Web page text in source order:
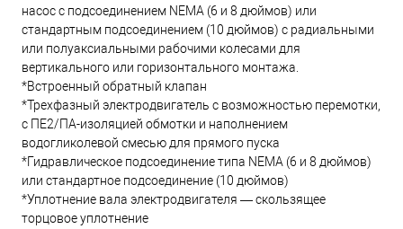
насос с подсоединением NEMA (6 и 8 дюймов) или
стандартным подсоединением (10 дюймов) с радиальными
или полуаксиальными рабочими колесами для
вертикального или горизонтального монтажа.
*Встроенный обратный клапан
*Трехфазный электродвигатель с возможностью перемотки,
с ПЕ2/ПА-изоляцией обмотки и наполнением
водогликолевой смесью для прямого пуска
*Гидравлическое подсоединение типа NEMA (6 и 8 дюймов)
или стандартное подсоединение (10 дюймов)
*Уплотнение вала электродвигателя — скользящее
торцовое уплотнение